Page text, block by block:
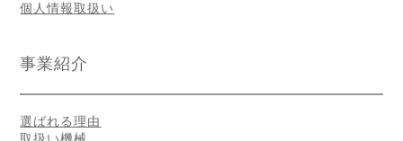
個人情報取扱い
事業紹介
選ばれる理由